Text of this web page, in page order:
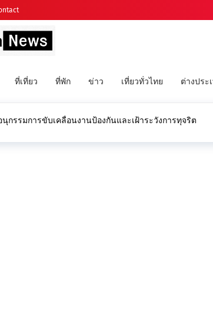
ที่เที่ยว ที่พัก ข่าว เที่ยวทั่วไทย ต่างประ
นุกรรมการขับเคลื่อนงานป้องกันและเฝ้าระวังการทุจริต